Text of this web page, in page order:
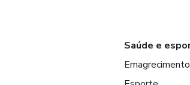
Saúde e
Emagrecimento